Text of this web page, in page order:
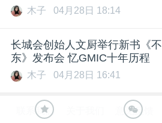
木子 04月28日 18:14
长城会创始人文厨举行新书《不
东》发布会 忆GMIC十年历程
木子 04月28日 16:41
联系我们 意见反馈